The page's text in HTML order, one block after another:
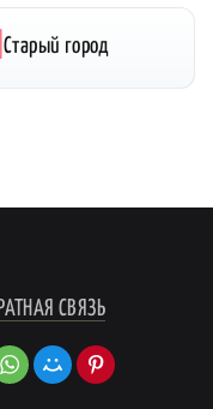
Старый город
СВЯЗЬ